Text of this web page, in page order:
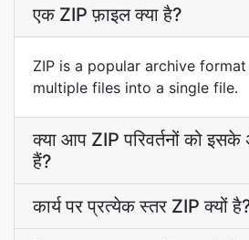
एक ZIP फ़ाइल क्या है?
ZIP is a popular archive
multiple files into a single file.
क्या आप ZIP परिवर्तनों को
हैं?
कार्य पर प्रत्येक स्तर ZIP क्यों